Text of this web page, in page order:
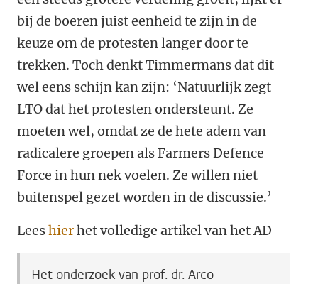
bij de boeren juist eenheid te zijn in de
keuze om de protesten langer door te
trekken. Toch denkt Timmermans dat dit
wel eens schijn kan zijn: ‘Natuurlijk zegt
LTO dat het protesten ondersteunt. Ze
moeten wel, omdat ze de hete adem van
radicalere groepen als Farmers Defence
Force in hun nek voelen. Ze willen niet
buitenspel gezet worden in de discussie.’
Leeshierhet volledige artikel van het AD
Het onderzoek van prof. dr. Arco